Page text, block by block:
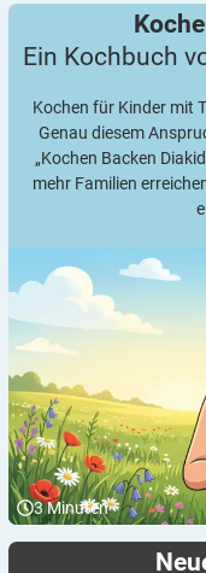
Ein Kochbuch
Ein Kochbuch
Kochen für Kinder mit
Genau diesem
„Kochen Backen
mehr Familien
3Minuten
Wechsel an der